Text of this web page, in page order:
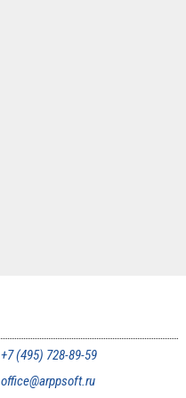
+7 (495) 728-89-59
office@arppsoft.ru